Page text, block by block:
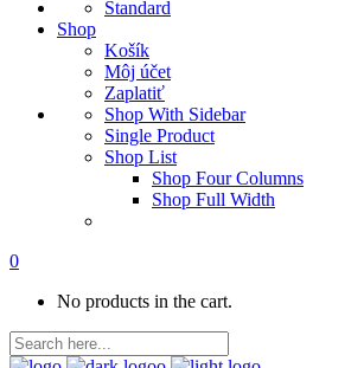
Standard
Shop
Košík
Môj účet
Zaplatiť
Shop With Sidebar
Single Product
Shop List
Shop Four Columns
Shop Full Width
0
No products in the cart.